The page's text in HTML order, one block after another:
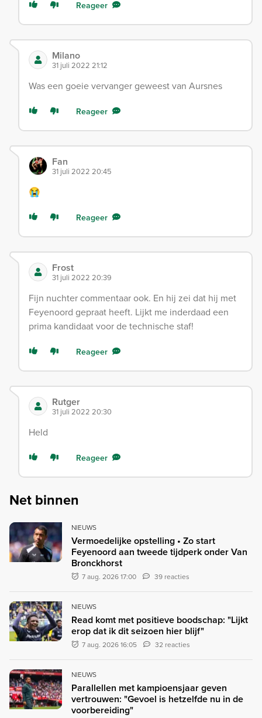
Reageer
Milano
31 juli 2022 21:12
Was een goeie vervanger geweest van Aursnes
Reageer
Fan
31 juli 2022 20:45
😭
Reageer
Frost
31 juli 2022 20:39
Fijn nuchter commentaar ook. En hij zei dat hij met
Feyenoord gepraat heeft. Lijkt me inderdaad een
prima kandidaat voor de technische staf!
Reageer
Rutger
31 juli 2022 20:30
Held
Reageer
Net binnen
NIEUWS
Vermoedelijke opstelling • Zo start
Feyenoord aan tweede tijdperk onder Van
Bronckhorst
7 aug. 2026 17:00 39 reacties
NIEUWS
Read komt met positieve boodschap: "Lijkt
erop dat ik dit seizoen hier blijf"
7 aug. 2026 16:05 32 reacties
NIEUWS
Parallellen met kampioensjaar geven
vertrouwen: "Gevoel is hetzelfde nu in de
voorbereiding"